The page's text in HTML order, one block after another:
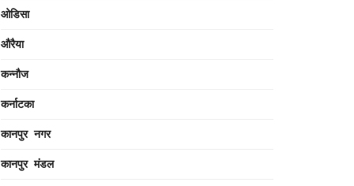
ओडिसा
औरैया
कन्नौज
कर्नाटका
कानपुर नगर
कानपुर मंडल